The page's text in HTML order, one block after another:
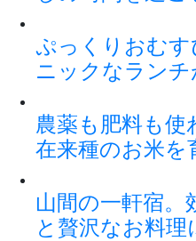
ぷっくりおむ
ニックなランチ
農薬も肥料も使
在来種のお米を
山間の一軒宿。
と贅沢なお料理